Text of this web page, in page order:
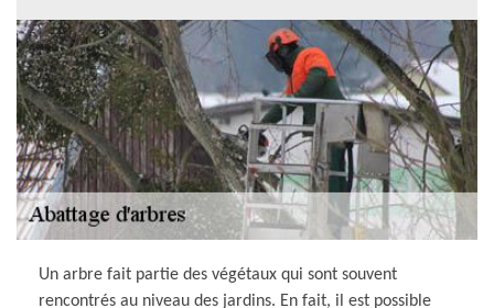
Un arbre fait partie des végétaux qui sont souvent
rencontrés au niveau des jardins. En fait, il est possible